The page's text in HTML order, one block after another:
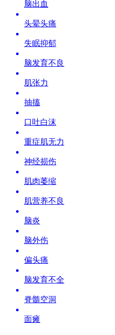
脑出血
头晕头痛
失眠抑郁
脑发育不良
肌张力
抽搐
口吐白沫
重症肌无力
神经损伤
肌肉萎缩
肌营养不良
脑炎
脑外伤
偏头痛
脑发育不全
脊髓空洞
面瘫